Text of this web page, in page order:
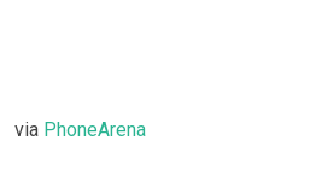
via PhoneArena